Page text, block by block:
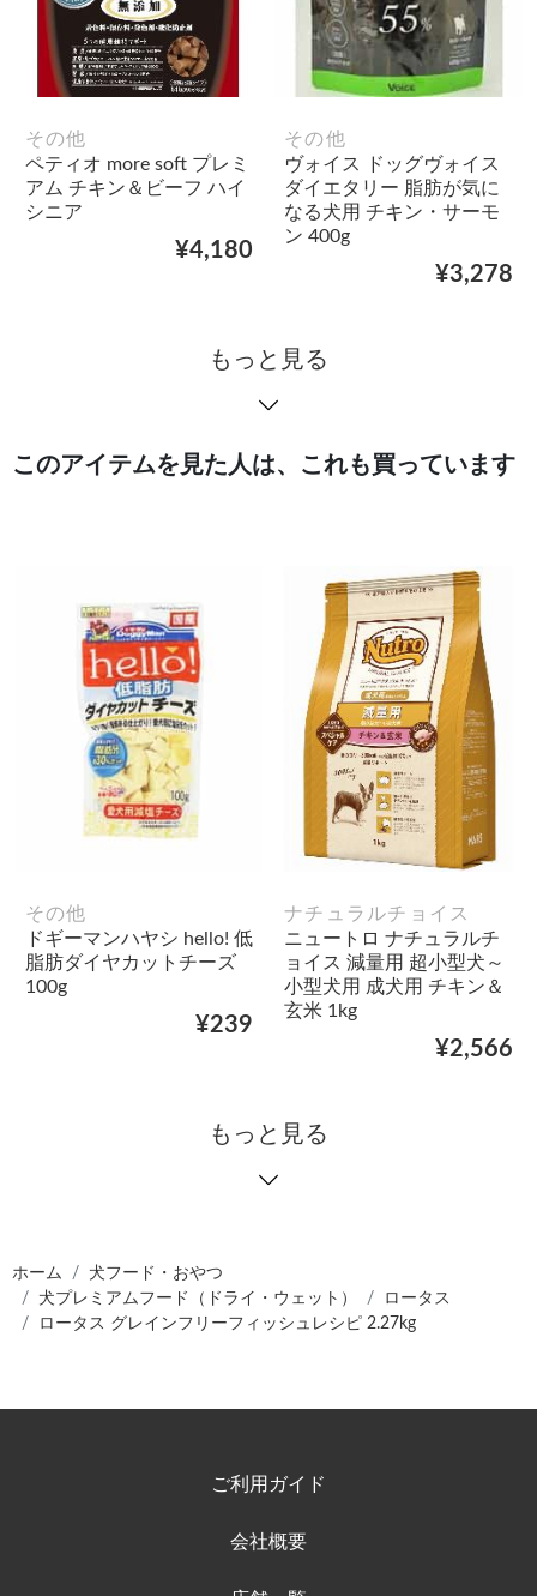
その他
ペティオ more soft プレミ
アム チキン＆ビーフ ハイ
シニア
¥4,180
その他
ヴォイス ドッグヴォイス
ダイエタリー 脂肪が気に
なる犬用 チキン・サーモ
ン 400g
¥3,278
もっと見る
このアイテムを見た人は、これも買っています
その他
ドギーマンハヤシ hello! 低
脂肪ダイヤカットチーズ
100g
¥239
ナチュラルチョイス
ニュートロ ナチュラルチ
ョイス 減量用 超小型犬～
小型犬用 成犬用 チキン＆
玄米 1kg
¥2,566
もっと見る
ホーム
犬フード・おやつ
犬プレミアムフード（ドライ・ウェット）
ロータス
ロータス グレインフリーフィッシュレシピ 2.27kg
ご利用ガイド
会社概要